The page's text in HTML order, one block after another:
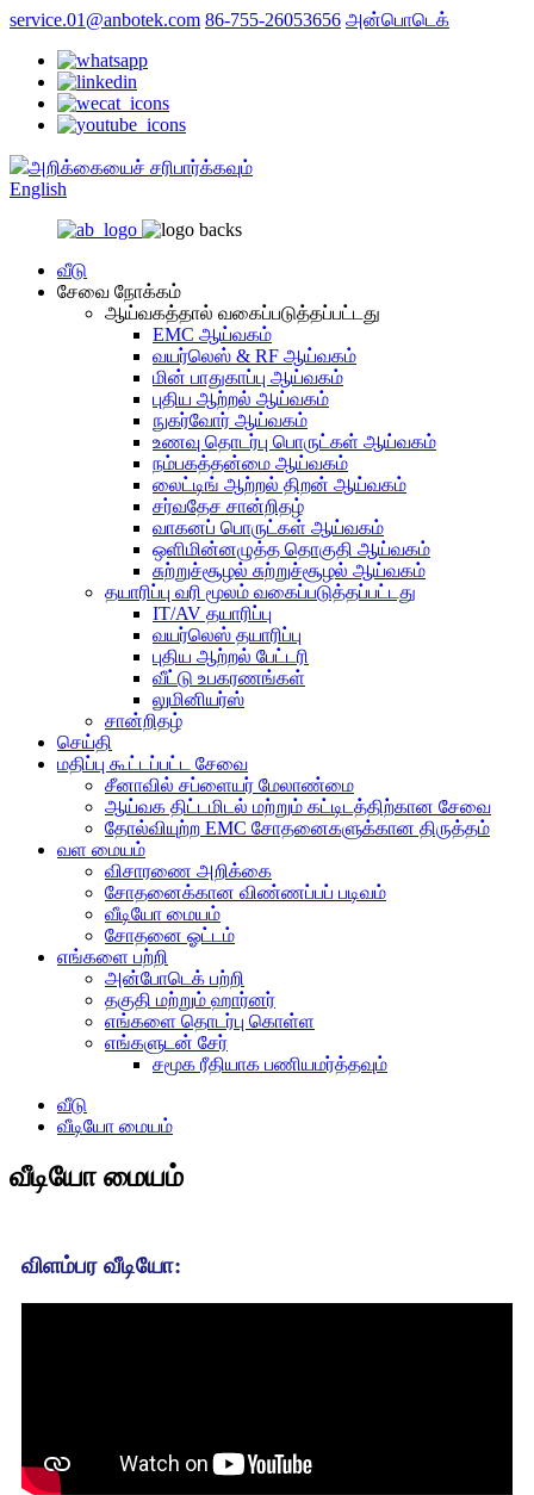
service.01@anbotek.com 86-755-26053656 அன்பொடெக்
அறிக்கையைச் சரிபார்க்கவும்
English
வீடு
சேவை நோக்கம்
ஆய்வகத்தால் வகைப்படுத்தப்பட்டது
EMC ஆய்வகம்
வயர்லெஸ் & RF ஆய்வகம்
மின் பாதுகாப்பு ஆய்வகம்
புதிய ஆற்றல் ஆய்வகம்
நுகர்வோர் ஆய்வகம்
உணவு தொடர்பு பொருட்கள் ஆய்வகம்
நம்பகத்தன்மை ஆய்வகம்
லைட்டிங் ஆற்றல் திறன் ஆய்வகம்
சர்வதேச சான்றிதழ்
வாகனப் பொருட்கள் ஆய்வகம்
ஒளிமின்னழுத்த தொகுதி ஆய்வகம்
சுற்றுச்சூழல் சுற்றுச்சூழல் ஆய்வகம்
தயாரிப்பு வரி மூலம் வகைப்படுத்தப்பட்டது
IT/AV தயாரிப்பு
வயர்லெஸ் தயாரிப்பு
புதிய ஆற்றல் பேட்டரி
வீட்டு உபகரணங்கள்
லுமினியர்ஸ்
சான்றிதழ்
செய்தி
மதிப்பு கூட்டப்பட்ட சேவை
சீனாவில் சப்ளையர் மேலாண்மை
ஆய்வக திட்டமிடல் மற்றும் கட்டிடத்திற்கான சேவை
தோல்வியுற்ற EMC சோதனைகளுக்கான திருத்தம்
வள மையம்
விசாரணை அறிக்கை
சோதனைக்கான விண்ணப்பப் படிவம்
வீடியோ மையம்
சோதனை ஓட்டம்
எங்களை பற்றி
அன்போடெக் பற்றி
தகுதி மற்றும் ஹார்னர்
எங்களை தொடர்பு கொள்ள
எங்களுடன் சேர்
சமூக ரீதியாக பணியமர்த்தவும்
வீடு
வீடியோ மையம்
வீடியோ மையம்
விளம்பர வீடியோ: